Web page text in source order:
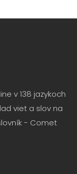
v 138 jazykoch
viet a slov na
- Comet